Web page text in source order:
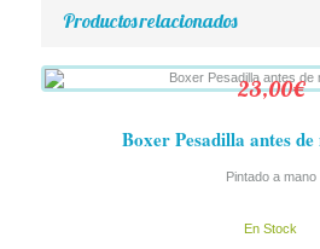
Productos relacionados
23,00€
Boxer Pesadilla antes
Pintado a mano
En Stock